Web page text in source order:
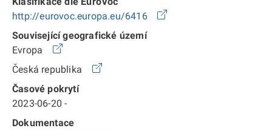
http://eurovoc.europa.eu/6416
Související geografické území
Evropa
Česká republika
Časové pokrytí
2023-06-20 -
Dokumentace